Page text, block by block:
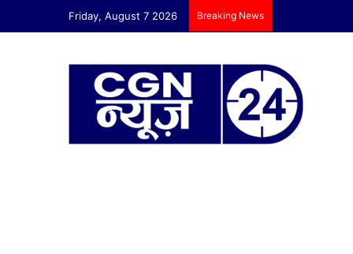
Friday, August 7 2026 Breaking News